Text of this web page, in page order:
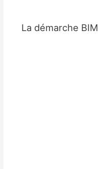
La démarche BIM